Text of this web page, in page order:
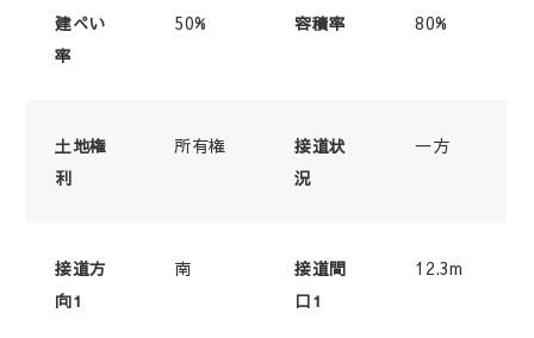
建ぺい
率
50% 容積率 80%
土地権
利
所有権
接道状
況
一方
接道方
向1
南
接道間
口1
12.3m